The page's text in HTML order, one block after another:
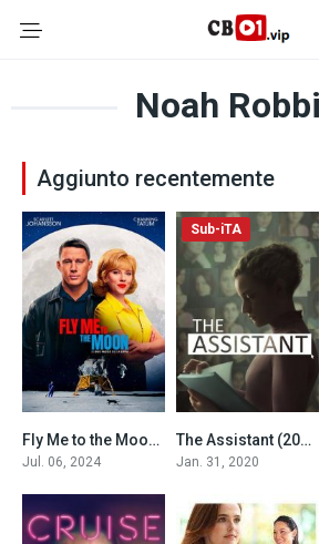
Noah
Aggiunto recentemente
6.8Fly Me to the Moon – Le due facce della Luna (2024)
Jul. 06, 2024
6.0
Sub-iTA
The Assistant (2020)
Jan. 31, 2020